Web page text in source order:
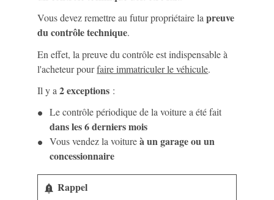
Vous devez remettre au futur propriétaire lapreuve
du contrôle technique.
En effet, la preuve du contrôle est indispensable à
l'acheteur pourfaire immatriculer le véhicule.
Il y a2 exceptions :
Le contrôle périodique de la voiture a été fait
dans les 6 derniers mois
Vous vendez la voitureà un garage ou un
concessionnaire
notification_important Rappel